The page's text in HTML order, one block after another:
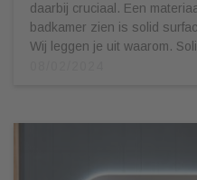
daarbij cruciaal. Een
badkamer zien is solid
Wij leggen je uit waarom.